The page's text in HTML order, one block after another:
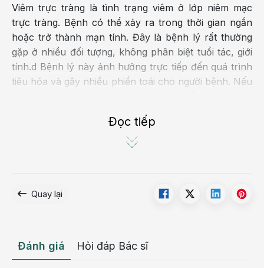
Viêm trực tràng là tình trạng viêm ở lớp niêm mạc
trực tràng. Bệnh có thể xảy ra trong thời gian ngắn
hoặc trở thành mạn tính. Đây là bệnh lý rất thường
gặp ở nhiều đối tượng, không phân biệt tuổi tác, giới
tính.d Bệnh lý này ảnh hưởng trực tiếp đến quá trình
tiêu hóa và gây nhiều phiền toái cho người bệnh. Nếu
Các giai đoạn của viêm trực tràng
Viêm trực tràng cấp tính là giai đoạn những tổn
Viêm trực tràng mãn tính là giai đoạn nặng của
bệnh khi các tổn thương đã xâm lấn sâu vào các
Đọc tiếp
Quay lại
Đánh giá Hỏi đáp Bác sĩ